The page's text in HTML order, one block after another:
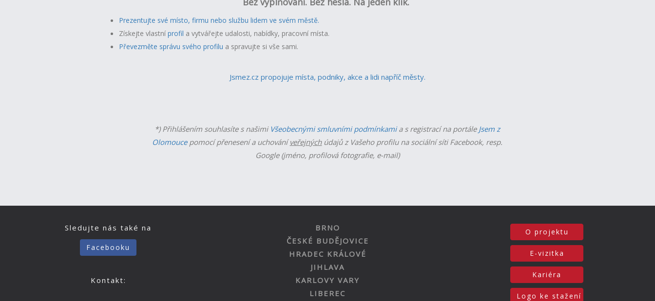
Prezentujte své místo, firmu nebo službu lidem ve svém městě.
Získejte vlastní profil a vytvářejte udalosti, nabídky, pracovní místa.
Převezměte správu svého profilu a spravujte si vše sami.
Jsmez.cz propojuje místa, podniky, akce a lidi napříč městy.
*) Přihlášením souhlasíte s našimi Všeobecnými smluvními podmínkamia s registrací na portále Jsem z
Olomoucepomocí přenesení a uchováníveřejnýchúdajů z Vašeho profilu na sociální síti Facebook, resp.
Google (jméno, profilová fotografie, e-mail)
Sledujte nás také na
Facebooku
Kontakt:
BRNO
ČESKÉ BUDĚJOVICE
HRADEC KRÁLOVÉ
JIHLAVA
KARLOVY VARY
LIBEREC
O projektu
E-vizitka
Kariéra
Logo ke stažení